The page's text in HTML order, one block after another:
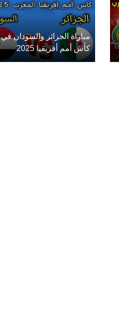
مباراة الجزائر والسودان في
كأس أمم أفريقيا 2025